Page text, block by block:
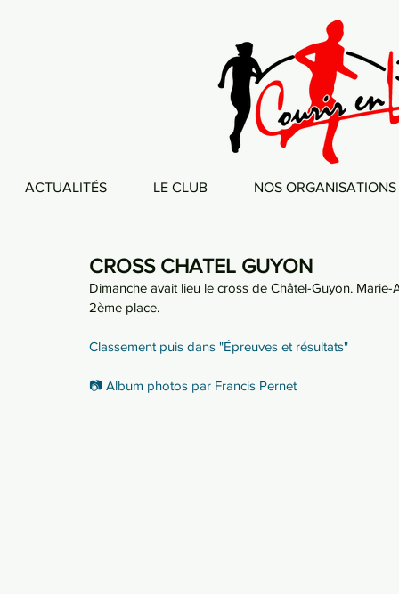
ACTUALITÉS LE CLUB NOS ORGANISATIONS
CROSS CHATEL GUYON
Dimanche avait lieu le cross de Châtel-Guyon.
2ème place.
Classement puis dans "Épreuves et résultats"
📷 Album photos par Francis Pernet